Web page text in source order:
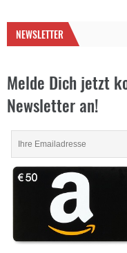
NEWSLETTER
Melde Dich jetzt
Newsletter an!